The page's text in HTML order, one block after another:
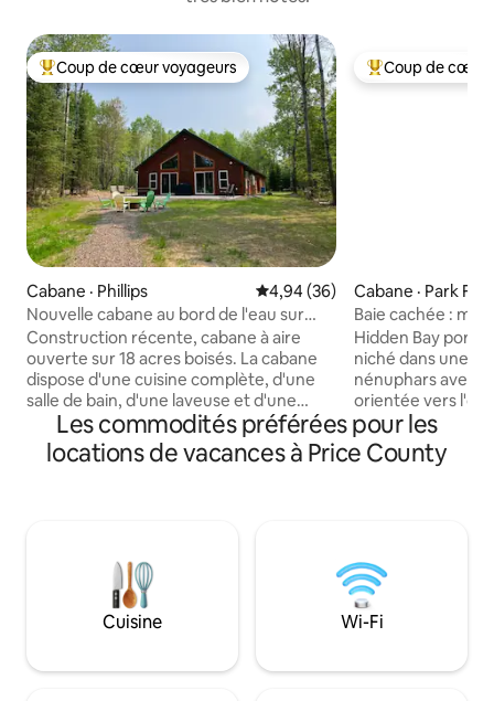
Coup de cœur voyageurs parmi les plus aimés
Coup de cœur voyageurs
Cabane · Phillips Note moyenne de 4,94 sur 5,
4,94 (36)
Nouvelle cabane au bord de l'eau sur
18 acres, accès au sentier
Construction récente, cabane à aire
ouverte sur 18 acres boisés. La cabane
dispose d'une cuisine complète, d'une
salle de bain, d'une laveuse et d'une
sécheuse et peut accueillir 8 personnes
dans deux chambres et un loft. Situé au
bord de l'eau sur le débit de Carpenter
Beaucoup de places de stationnement
pour les véhicules et les roulottes. Que
vous vouliez pêcher, faire du kayak,
parcourir les sentiers ou simplement
parfaitement situé avec quelque chose
Coup de cœur
Coup de cœur
Cabane · Park Falls
Baie cachée :
propre, vue sur le
Hidden Bay porte
niché dans une
nénuphars avec
orientée vers
intimité sans être
Le chalet lui-
et le plafond
locataires et
que nous l'avons
nom ! Venez voir
tant et profitez
Les commodités préférées pour les
locations de vacances à Price County
Cuisine Wi-Fi